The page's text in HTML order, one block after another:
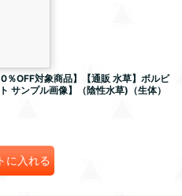
％OFF対象商品】【通販 水草】ボルビ
サンプル画像】（陰性水草)（生体）
に入れる